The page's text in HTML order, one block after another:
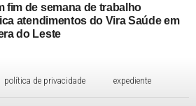
fim de semana de trabalho
atendimentos do Vira Saúde em
do Leste
política de privacidade expediente